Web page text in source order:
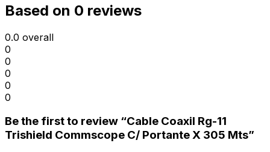
Based on 0 reviews
0.0 overall
0
0
0
0
0
Be the first to review “Cable Coaxil Rg-11
Trishield Commscope C/ Portante X 305 Mts”